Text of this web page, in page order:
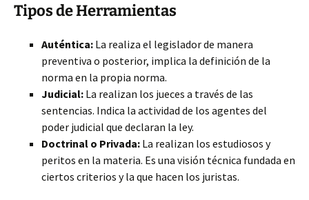
Tipos de Herramientas
Auténtica: La realiza el legislador de manera
preventiva o posterior, implica la definición de la
norma en la propia norma.
Judicial: La realizan los jueces a través de las
sentencias. Indica la actividad de los agentes del
poder judicial que declaran la ley.
Doctrinal o Privada: La realizan los estudiosos y
peritos en la materia. Es una visión técnica fundada en
ciertos criterios y la que hacen los juristas.